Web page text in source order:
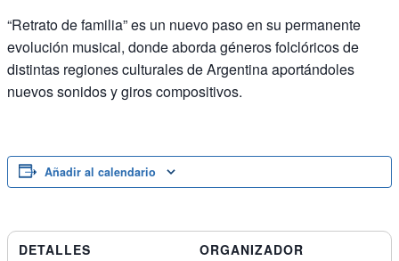
“Retrato de familia” es un nuevo paso en su permanente
evolución musical, donde aborda géneros folclóricos de
distintas regiones culturales de Argentina aportándoles
nuevos sonidos y giros compositivos.
Añadir al calendario
DETALLES
ORGANIZADOR